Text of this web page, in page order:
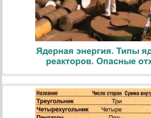
Ядерная энергия. Типы
реакторов. Опасные